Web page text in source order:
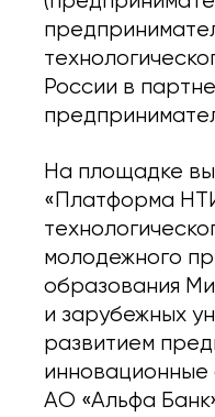
России в
На площадке
«Платформа
молодежного
образования
и зарубежных
развитием
АО «Альфа